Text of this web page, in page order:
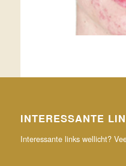
INTERESSANTE
Interessante links wellicht?